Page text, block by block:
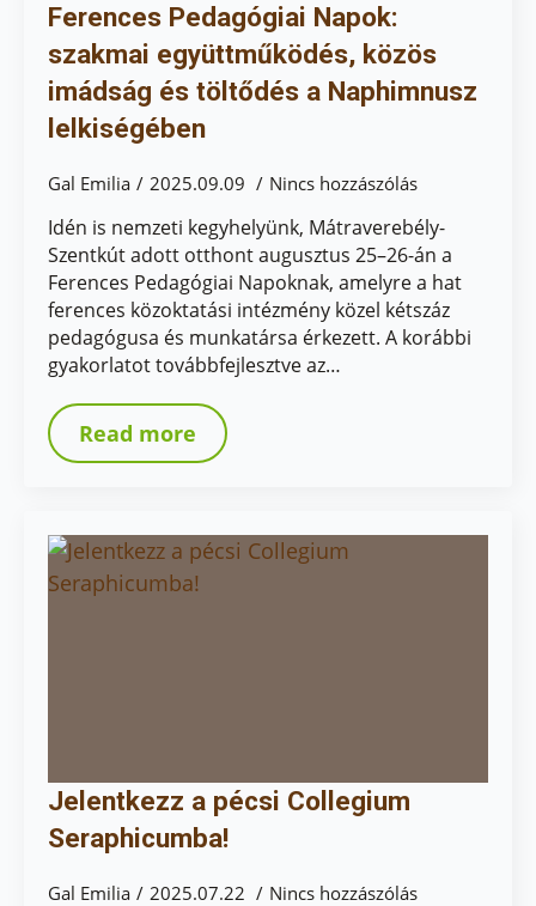
Ferences Pedagógiai Napok:
szakmai együttműködés, közös
imádság és töltődés a Naphimnusz
lelkiségében
Gal Emilia 2025.09.09 Nincs hozzászólás
Idén is nemzeti kegyhelyünk, Mátraverebély-
Szentkút adott otthont augusztus 25–26-án a
Ferences Pedagógiai Napoknak, amelyre a hat
ferences közoktatási intézmény közel kétszáz
pedagógusa és munkatársa érkezett. A korábbi
gyakorlatot továbbfejlesztve az…
Read more
Jelentkezz a pécsi Collegium
Seraphicumba!
Gal Emilia 2025.07.22 Nincs hozzászólás